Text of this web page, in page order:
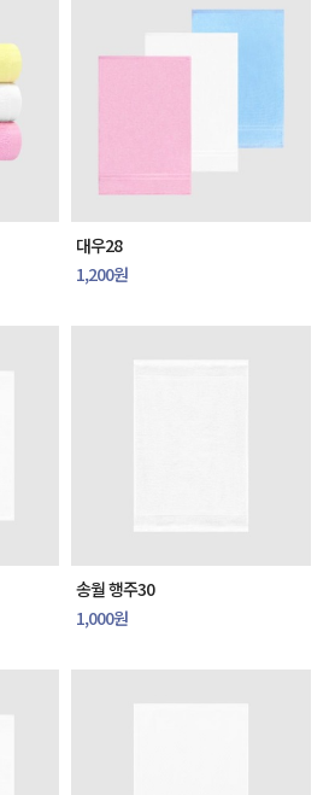
대우28
1,200원
송월 행주30
1,000원